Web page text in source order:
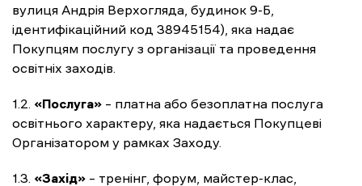
вулиця Андрія Верхогляда, будинок 9-Б,
ідентифікаційний код 38945154), яка надає
Покупцям послугу з організації та проведення
освітніх заходів.
1.2. «Послуга» – платна або безоплатна послуга
освітнього характеру, яка надається Покупцеві
Організатором у рамках Заходу.
1.3. «Захід» – тренінг, форум, майстер-клас,